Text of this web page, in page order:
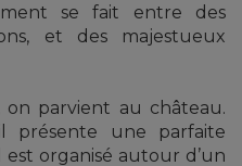
se fait entre des
et des majestueux
parvient au château.
présente une parfaite
organisé autour d’un